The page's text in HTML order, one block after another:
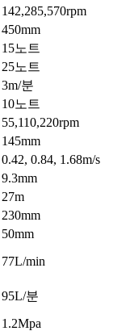
142,285,570rpm
450mm
15노트
25노트
3m/분
10노트
55,110,220rpm
145mm
0.42, 0.84, 1.68m/s
9.3mm
27m
230mm
50mm
77L/min
95L/분
1.2Mpa